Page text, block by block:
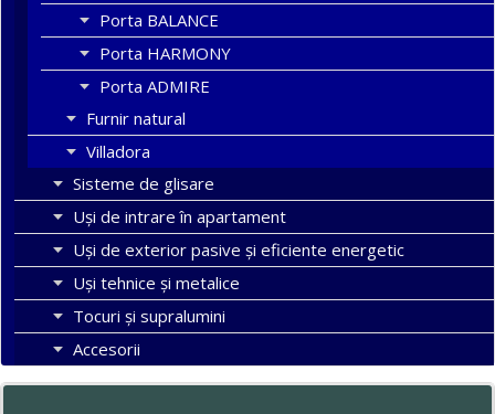
Porta BALANCE
Porta HARMONY
Porta ADMIRE
Furnir natural
Villadora
Sisteme de glisare
Uși de intrare în apartament
Uşi de exterior pasive şi eficiente energetic
Uși tehnice și metalice
Tocuri şi supralumini
Accesorii